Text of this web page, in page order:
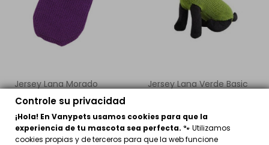
Jersey Lana Morado
9,55 €
Comprar
Jersey Lana Verde Basic
Ver
Controle su privacidad
¡Hola! En Vanypets usamos cookies para que la
experiencia de tu mascota sea perfecta. 🐾 Utilizamos
cookies propias y de terceros para que la web funcione